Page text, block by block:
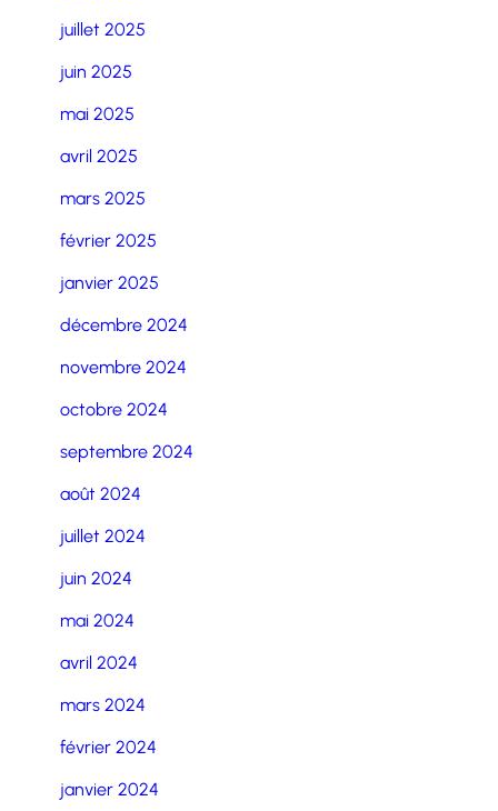
juillet 2025
juin 2025
mai 2025
avril 2025
mars 2025
février 2025
janvier 2025
décembre 2024
novembre 2024
octobre 2024
septembre 2024
août 2024
juillet 2024
juin 2024
mai 2024
avril 2024
mars 2024
février 2024
janvier 2024